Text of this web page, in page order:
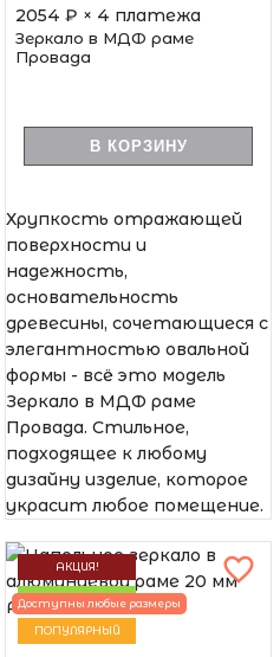
2054 ₽ × 4 платежа
Зеркало в МДФ раме
Провада
В КОРЗИНУ
Хрупкость отражающей
поверхности и
надежность,
основательность
древесины, сочетающиеся с
элегантностью овальной
формы - всё это модель
Зеркало в МДФ раме
Провада. Стильное,
подходящее к любому
дизайну изделие, которое
украсит любое помещение.
АКЦИЯ!
НОВИНКА
ПОПУЛЯРНЫЙ
Доступны любые размеры